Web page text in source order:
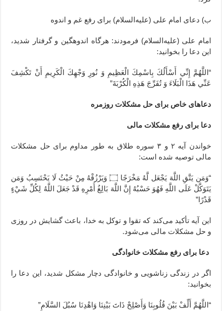
ب) دعای امام علی (علیه‌السلام) برای رفع غم و اندوه
امام علی (علیه‌السلام) فرمودند: هرگاه اندوهگین و گرفتار شدید،
این دعا را بخوانید:
“اللَّهُمَّ إِنِّي أَسْأَلُكَ بِاسْمِكَ الْعَظِيمِ وَ نُورِ وَجْهِكَ الْكَرِيمِ أَنْ تَكْشِفَ
عَنِّي هَذَا الْبَلَاءَ وَ تُفَرِّجَ هَذِهِ الْكُرْبَةَ”
دعاهای خاص برای حل مشکلات روزمره
دعا برای رفع مشکلات مالی
خواندن آیه ۲ و ۳ سوره طلاق به طور مداوم برای حل مشکلات
مالی توصیه شده است:
“وَمَن يَتَّقِ اللَّهَ يَجْعَل لَّهُ مَخْرَجًا ۝ وَيَرْزُقْهُ مِنْ حَيْثُ لَا يَحْتَسِبُ وَمَن
يَتَوَكَّلْ عَلَى اللَّهِ فَهُوَ حَسْبُهُ إِنَّ اللَّهَ بَالِغُ أَمْرِهِ قَدْ جَعَلَ اللَّهُ لِكُلِّ شَيْءٍ
قَدْرًا”
این آیه تأکید می‌کند که تقوا و توکل به خدا، باعث گشایش در روزی
و حل مشکلات مالی می‌شود.
دعا برای رفع مشکلات خانوادگی
اگر در زندگی زناشویی و خانوادگی دچار مشکل شدید، این دعا را
بخوانید:
“اللَّهُمَّ أَلِّفْ بَيْنَ قُلُوبِنَا وَأَصْلِحْ ذَاتَ بَيْنِنَا وَاهْدِنَا سُبُلَ السَّلَامِ”